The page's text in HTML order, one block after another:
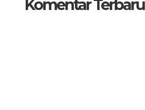
Komentar Terbaru